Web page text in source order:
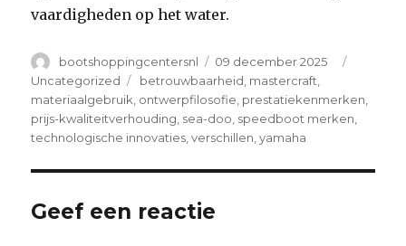
vaardigheden op het water.
Author
bootshoppingcentersnl
Posted
on
09 december 2025
Uncategorized
Tags
betrouwbaarheid mastercraft
materiaalgebruik ontwerpfilosofie prestatiekenmerken
prijs-kwaliteitverhouding sea-doo speedboot merken
technologische innovaties ,verschillen ,yamaha
Geef een reactie